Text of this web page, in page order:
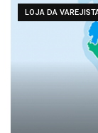
LOJA DA